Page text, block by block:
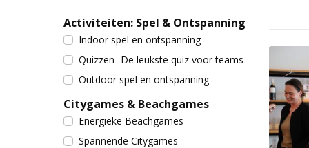
Activiteiten: Spel & Ontspanning
Indoor spel en ontspanning
Quizzen- De leukste quiz voor teams
Outdoor spel en ontspanning
Citygames & Beachgames
Energieke Beachgames
Spannende Citygames